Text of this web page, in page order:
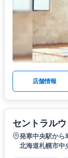
店舗情報
セントラル
発寒中央駅から
北海道札幌市